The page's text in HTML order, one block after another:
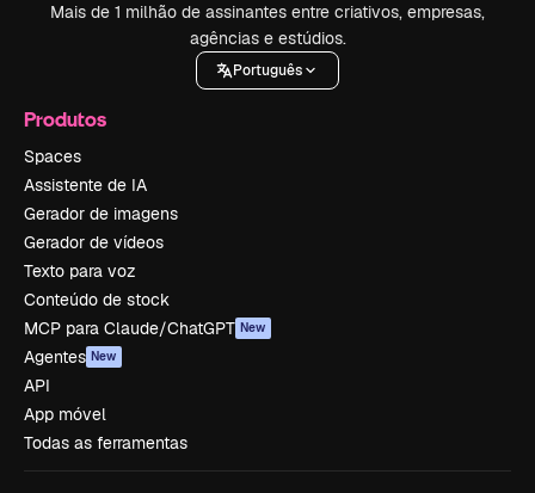
Mais de 1 milhão de assinantes entre criativos, empresas,
agências e estúdios.
Português
Produtos
Spaces
Assistente de IA
Gerador de imagens
Gerador de vídeos
Texto para voz
Conteúdo de stock
MCP para Claude/ChatGPT New
Agentes New
API
App móvel
Todas as ferramentas